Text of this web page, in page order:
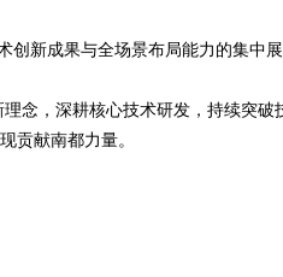
新成果与全场景布局能力的集中展
，深耕核心技术研发，持续突破
贡献南都力量。